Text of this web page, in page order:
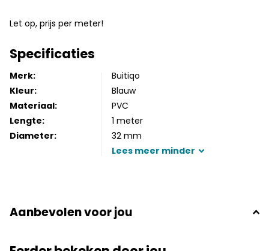
Let op, prijs per meter!
Specificaties
Merk:
Buitiqo
Kleur:
Blauw
Materiaal:
PVC
Lengte:
1 meter
Diameter:
32 mm
Lees meer minder
Aanbevolen voor jou